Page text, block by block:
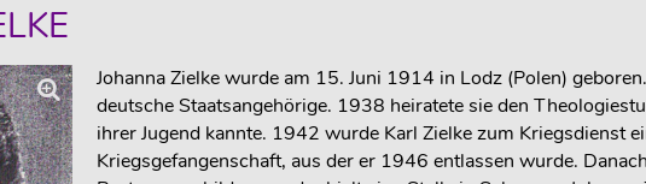
Johanna Zielke wurde am 15. Juni 1914 in Lodz (Polen)
deutsche Staatsangehörige. 1938 heiratete sie den
ihrer Jugend kannte. 1942 wurde Karl Zielke zum Kriegsdienst
Kriegsgefangenschaft, aus der er 1946 entlassen wurde.